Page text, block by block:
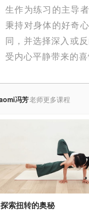
生作为练习的主导
秉持对身体的好奇
同，并选择深入或
受内心平静带来的喜
冯芳老师更多课程
探索扭转的奥秘